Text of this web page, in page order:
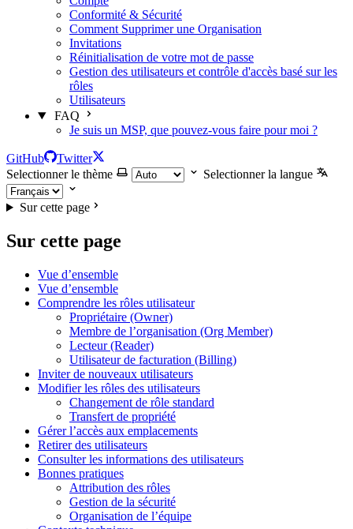
Conformité & Sécurité
Comment Supprimer une Organisation
Invitations
Réinitialisation de votre mot de passe
Gestion des utilisateurs et contrôle d'accès basé sur les
rôles
Utilisateurs
FAQ
Je suis un MSP, que pouvez-vous faire pour moi ?
GitHub
Twitter
Selectionner le thème
Selectionner la langue
Sur cette page
Sur cette page
Vue d’ensemble
Vue d’ensemble
Comprendre les rôles utilisateur
Propriétaire (Owner)
Membre de l’organisation (Org Member)
Lecteur (Reader)
Utilisateur de facturation (Billing)
Inviter de nouveaux utilisateurs
Modifier les rôles des utilisateurs
Changement de rôle standard
Transfert de propriété
Gérer l’accès aux emplacements
Retirer des utilisateurs
Consulter les informations des utilisateurs
Bonnes pratiques
Attribution des rôles
Gestion de la sécurité
Organisation de l’équipe